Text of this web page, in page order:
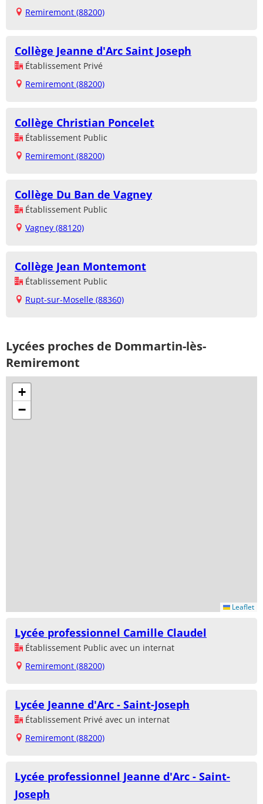
Remiremont (88200)
Collège Jeanne d'Arc Saint Joseph
Établissement Privé
Remiremont (88200)
Collège Christian Poncelet
Établissement Public
Remiremont (88200)
Collège Du Ban de Vagney
Établissement Public
Vagney (88120)
Collège Jean Montemont
Établissement Public
Rupt-sur-Moselle (88360)
Lycées proches de Dommartin-lès-
Remiremont
+
−
Leaflet
Lycée professionnel Camille Claudel
Établissement Public avec un internat
Remiremont (88200)
Lycée Jeanne d'Arc - Saint-Joseph
Établissement Privé avec un internat
Remiremont (88200)
Lycée professionnel Jeanne d'Arc - Saint-
Joseph